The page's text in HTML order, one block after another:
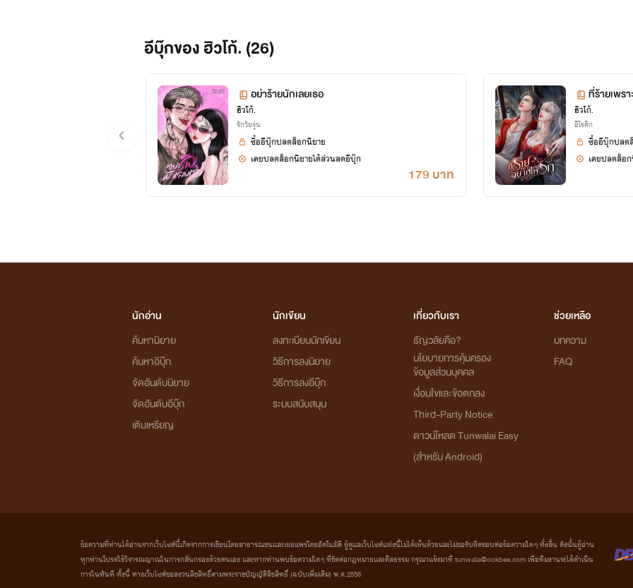
อีบุ๊กของ ฮิวโก้. (26)
อย่าร้ายนักเลยเธอ
ฮิวโก้.
รักวัยรุ่น
179 บาท
ซื้ออีบุ๊กปลดล็อกนิยาย
เคยปลดล็อกนิยายได้ส่วนลดอีบุ๊ก
ที่ร้ายเพร
ฮิวโก้.
อีโรติก
ซื้ออีบุ๊กปลด
เคยปลดล็อ
นักอ่าน
ค้นหานิยาย
ค้นหาอีบุ๊ก
จัดอันดับนิยาย
จัดอันดับอีบุ๊ก
เติมเหรียญ
นักเขียน
ลงทะเบียนนักเขียน
วิธีการลงนิยาย
วิธีการลงอีบุ๊ก
ระบบสนับสนุน
เกี่ยวกับเรา
ธัญวลัยคือ?
นโยบายการคุ้มครอง
ข้อมูลส่วนบุคคล
เงื่อนไขและข้อตกลง
Third-Party Notice
ดาวน์โหลด Tunwalai Easy
(สำหรับ Android)
ช่วยเหลือ
บทความ
FAQ
ข้อความที่ท่านได้อ่านจากเว็บไซต์นี้เกิดจากการเขียนโดยสาธารณชนและเผยแพร่โดยอัตโนมัติ ผู้ดูแลเว็บไซต์แห่งนี้ไม่ได้เห็นด้วยและไม่ขอรับผิดชอบต่อข้อความใดๆ ทั้งสิ้น ดังนั้นผู้อ่าน
ทุกท่านโปรดใช้วิจารณญาณในการกลั่นกรองด้วยตนเอง และหากท่านพบข้อความใดๆ ที่ขัดต่อกฎหมายและศีลธรรม กรุณาแจ้งมาที่ tunwalai@ookbee.com เพื่อทีมงานจะได้ดำเนิน
การในทันที ทั้งนี้ ทางเว็บไซต์ขอสงวนลิขสิทธิ์ตามพระราชบัญญัติลิขสิทธิ์ (ฉบับเพิ่มเติม) พ.ศ.2558